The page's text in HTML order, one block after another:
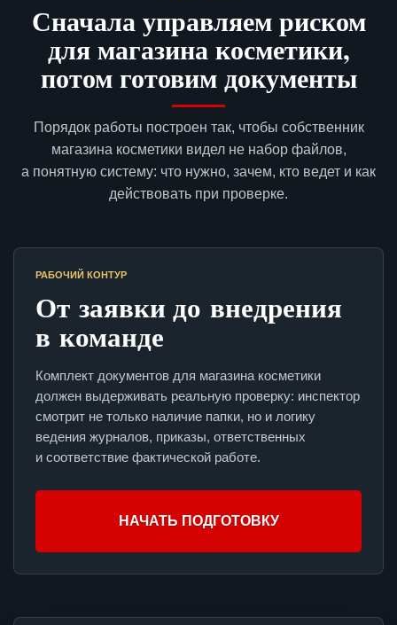
Сначала управляем риском
для магазина косметики,
потом готовим документы
Порядок работы построен так, чтобы собственник
магазина косметики видел не набор файлов,
а понятную систему: что нужно, зачем, кто ведет и как
действовать при проверке.
РАБОЧИЙ КОНТУР
От заявки до внедрения
в команде
Комплект документов для магазина косметики
должен выдерживать реальную проверку: инспектор
смотрит не только наличие папки, но и логику
ведения журналов, приказы, ответственных
и соответствие фактической работе.
НАЧАТЬ ПОДГОТОВКУ